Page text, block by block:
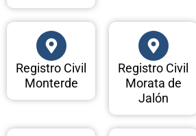
Registro Civil
Monterde
Registro Civil
Morata de
Jalón